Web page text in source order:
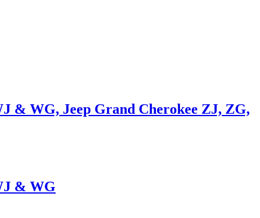
& WG, Jeep Grand Cherokee ZJ, ZG,
& WG